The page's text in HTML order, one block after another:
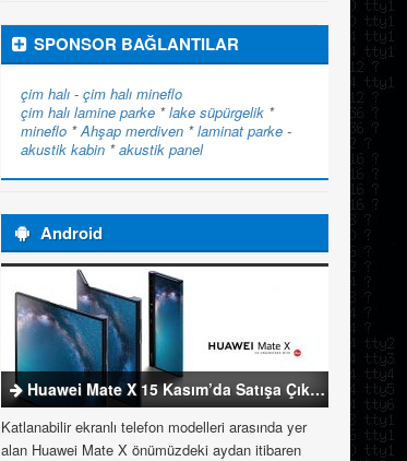
SPONSOR BAĞLANTILAR
çim halı - çim halı mineflo
çim halı lamine parke *lake süpürgelik *
mineflo *Ahşap merdiven *laminat parke -
akustik kabin *akustik panel
Android
Huawei Mate X 15 Kasım’da Satışa Çıkıyor
Katlanabilir ekranlı telefon modelleri arasında yer
alan Huawei Mate X önümüzdeki aydan itibaren